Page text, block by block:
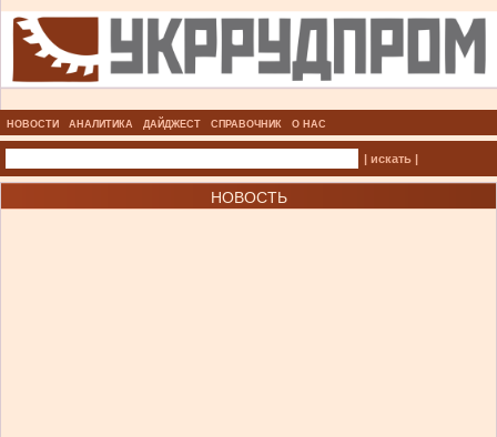
НОВОСТИ АНАЛИТИКА ДАЙДЖЕСТ СПРАВОЧНИК О НАС
| искать |
НОВОСТЬ